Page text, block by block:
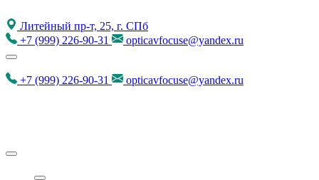
Литейный пр-т, 25, г. СПб
+7 (999) 226-90-31 opticavfocuse@yandex.ru
+7 (999) 226-90-31 opticavfocuse@yandex.ru